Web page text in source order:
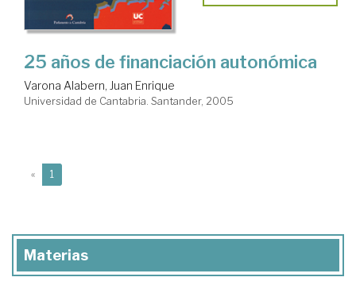
25 años de financiación autonómica
Varona Alabern, Juan Enrique
Universidad de Cantabria. Santander, 2005
« 1
Materias